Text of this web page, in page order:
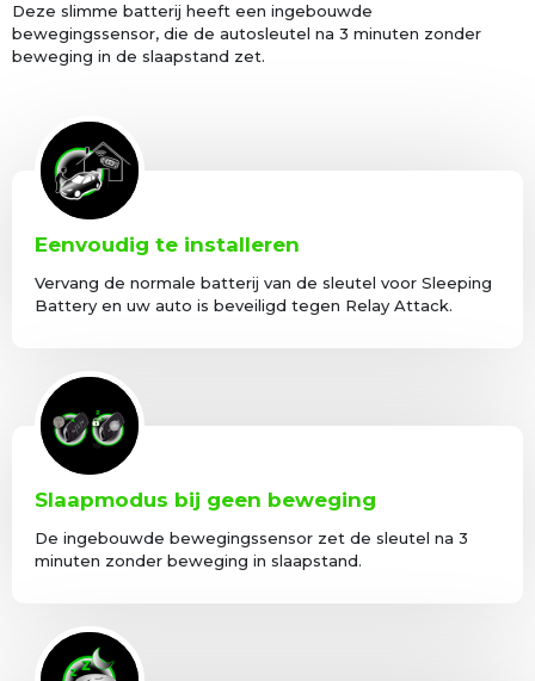
Deze slimme batterij heeft een ingebouwde
bewegingssensor, die de autosleutel na 3 minuten zonder
beweging in de slaapstand zet.
Eenvoudig te installeren
Vervang de normale batterij van de sleutel voor Sleeping
Battery en uw auto is beveiligd tegen Relay Attack.
Slaapmodus bij geen beweging
De ingebouwde bewegingssensor zet de sleutel na 3
minuten zonder beweging in slaapstand.